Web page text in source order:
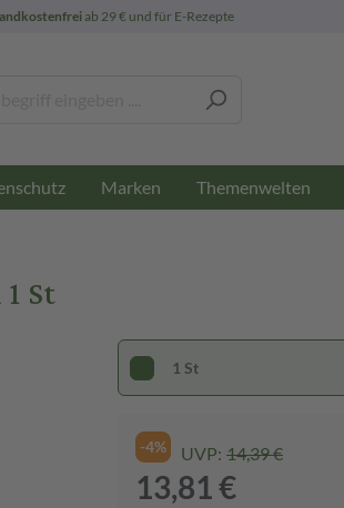
ab 29 € und für E-Rezepte
Marken Themenwelten
St
1 St
-4% UVP: 14,39 €
13,81 €